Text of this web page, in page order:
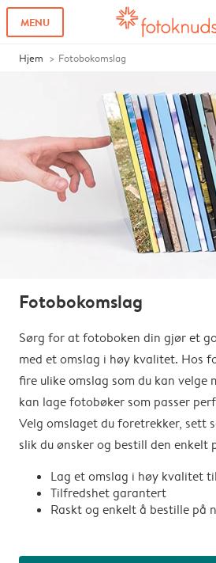
MENU
Hjem Fotobokomslag
Fotobokomslag
Sørg for at fotoboken din gjør et
med et omslag i høy kvalitet. Hos
fire ulike omslag som du kan velge
kan lage fotobøker som passer
Velg omslaget du foretrekker, sett
slik du ønsker og bestill den enkelt
Lag et omslag i høy kvalitet
Tilfredshet garantert
Raskt og enkelt å bestille på